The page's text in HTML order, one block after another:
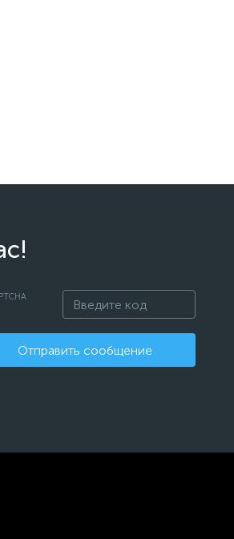
Отправить сообщение